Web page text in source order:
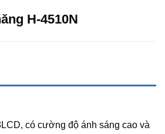
H-4510N
có cường độ ánh sáng cao và